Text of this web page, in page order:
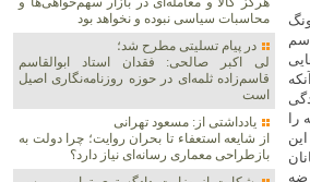
را
محاسبات سیاسی نبوده و نخواهد بود
در پیام تسلیتی مطرح شد؛
لی اکبر صالحی: فقدان استاد ابوالقاسم
قاسم‌زاده ثلمه‌ای در حوزه روزنامه‌نگاری اصیل
است
یادداشتی از: مسعود تهرانی
از شایعه استعفاء تا بحران روایت؛ چرا دولت به
بازطراحی معماری رسانه‌ای نیاز دارد؟